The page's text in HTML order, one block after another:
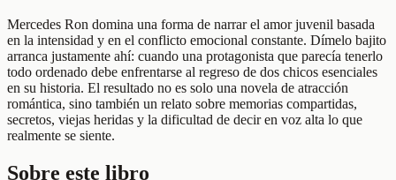
Mercedes Ron domina una forma de narrar el amor juvenil basada
en la intensidad y en el conflicto emocional constante. Dímelo bajito
arranca justamente ahí: cuando una protagonista que parecía tenerlo
todo ordenado debe enfrentarse al regreso de dos chicos esenciales
en su historia. El resultado no es solo una novela de atracción
romántica, sino también un relato sobre memorias compartidas,
secretos, viejas heridas y la dificultad de decir en voz alta lo que
realmente se siente.
Sobre este libro